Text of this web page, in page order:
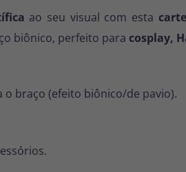
ao seu visual com esta
biônico, perfeito para cosplay,
braço (efeito biônico/de pavio).